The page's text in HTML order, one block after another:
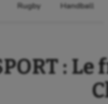
Rugby Handball
: